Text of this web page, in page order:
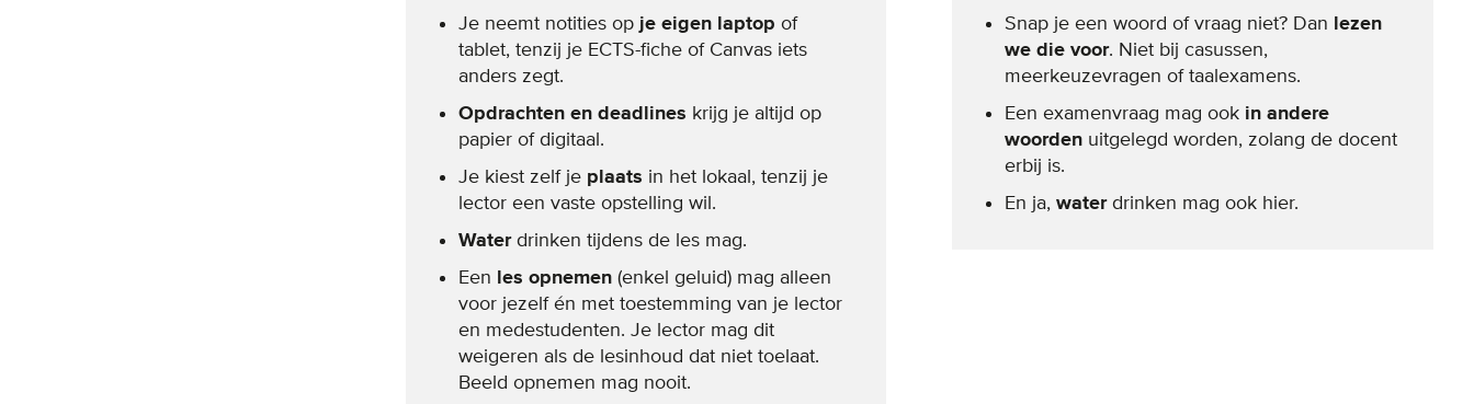
Je neemt notities op je eigen laptop of
tablet, tenzij je ECTS-fiche of Canvas iets
anders zegt.
Opdrachten en deadlines krijg je altijd op
papier of digitaal.
Je kiest zelf je plaats in het lokaal, tenzij je
lector een vaste opstelling wil.
Waterdrinken tijdens de les mag.
Een les opnemen(enkel geluid) mag alleen
voor jezelf én met toestemming van je lector
en medestudenten. Je lector mag dit
weigeren als de lesinhoud dat niet toelaat.
Beeld opnemen mag nooit.
Snap je een woord of vraag niet? Dan lezen
we die voor. Niet bij casussen,
meerkeuzevragen of taalexamens.
Een examenvraag mag ook in andere
woorden uitgelegd worden, zolang de docent
erbij is.
En ja,waterdrinken mag ook hier.